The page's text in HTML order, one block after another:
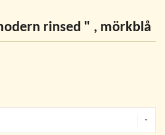
rinsed " , mörkblå